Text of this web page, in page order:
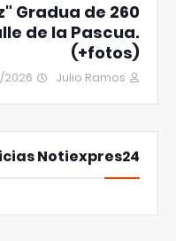
Gradua de 260
de la Pascua.
(+fotos)
Julio Ramos
8/07/2026
Notiexpres24